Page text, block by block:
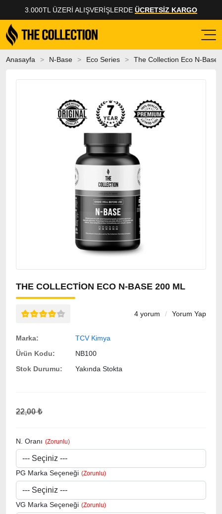
3.000TL ÜZERI ALIŞVERIŞLERDE ÜCRETSİZ KARGO
Anasayfa N-Base Eco Series The Collection Eco N-Base
THE COLLECTION ECO N-BASE 200 ML
4 yorum / Yorum Yap
Marka:
TCV Kimya
Ürün Kodu:
NB100
Stok Durumu:
Yakında Stokta
22,00 ₺
N. Oranı
PG Marka Seçeneği
VG Marka Seçeneği